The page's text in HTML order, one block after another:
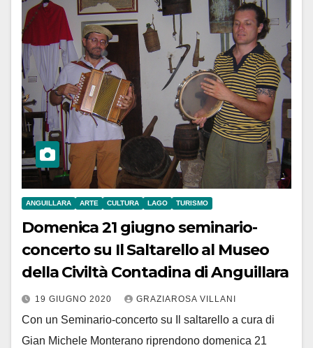
ANGUILLARA ARTE CULTURA LAGO TURISMO
Domenica 21 giugno seminario-
concerto su Il Saltarello al Museo
della Civiltà Contadina di Anguillara
19 GIUGNO 2020 GRAZIAROSA VILLANI
Con un Seminario-concerto su Il saltarello a cura di
Gian Michele Monterano riprendono domenica 21